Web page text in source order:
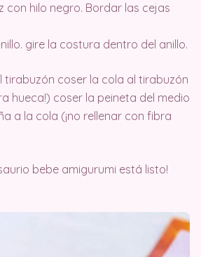
con hilo negro. Bordar las cejas
gire la costura dentro del anillo.
tirabuzón coser la cola al tirabuzón
hueca!) coser la peineta del medio
a la cola (¡no rellenar con fibra
bebe amigurumi está listo!